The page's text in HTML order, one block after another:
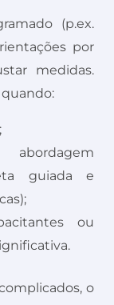
(p.ex.
por
medidas.
guiada e
ou
o